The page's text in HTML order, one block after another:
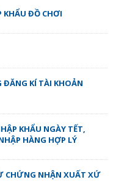
KHẨU ĐỒ CHƠI
ĐĂNG KÍ TÀI KHOẢN
KHẨU NGÀY TẾT,
HÀNG HỢP LÝ
CHỨNG NHẬN XUẤT XỨ